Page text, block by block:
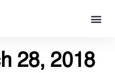
28, 2018